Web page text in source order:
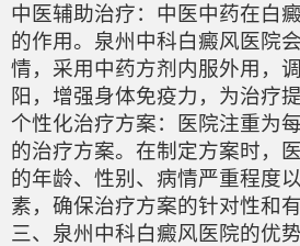
中医辅助治疗：中医中药在白
的作用。泉州中科白癜风医院
情，采用中药方剂内服外用，
阳，增强身体免疫力，为治疗
个性化治疗方案：医院注重为
的治疗方案。在制定方案时，
的年龄、性别、病情严重程度
素，确保治疗方案的针对性和有
三、泉州中科白癜风医院的优势